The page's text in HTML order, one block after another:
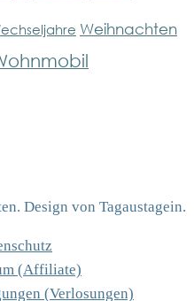
Weihnachten
Design von Tagaustagein.
(Affiliate)
(Verlosungen)